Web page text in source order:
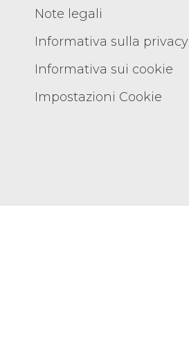
Note legali
Informativa sulla privacy
Informativa sui cookie
Impostazioni Cookie